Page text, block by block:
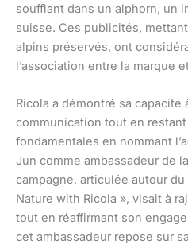
soufflant dans un alphorn, un
suisse. Ces publicités,
alpins préservés, ont
l’association entre la marque
Ricola a démontré sa capacité
communication tout en
fondamentales en nommant
Jun comme ambassadeur de
campagne, articulée autour
Nature with Ricola », visait à
tout en réaffirmant son
cet ambassadeur repose sur